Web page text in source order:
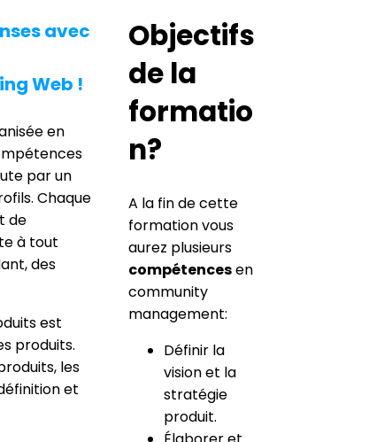
avec
Web !
en
par un
Chaque
de
à tout
des
est
produits.
les
et
Objectifs
de la
formatio
n?
A la fin de cette
formation vous
aurez plusieurs
compétencesen
community
management:
Définir la
vision et la
stratégie
produit.